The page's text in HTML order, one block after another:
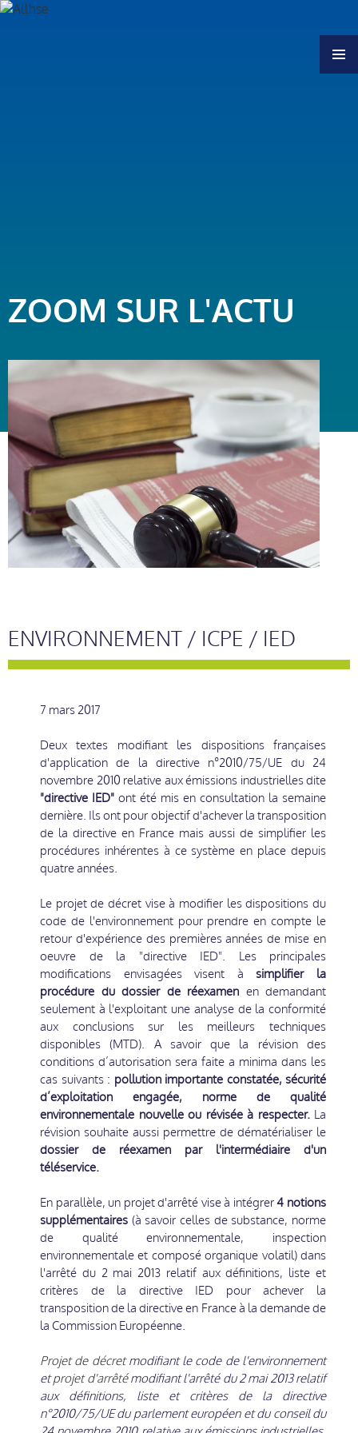
ZOOM SUR L'ACTU
ENVIRONNEMENT / ICPE / IED
7 mars 2017
Deux textes modifiant les dispositions françaises
d'application de la directive n°2010/75/UE du 24
novembre 2010 relative aux émissions industrielles dite
"directive IED" ont été mis en consultation la semaine
dernière. Ils ont pour objectif d'achever la transposition
de la directive en France mais aussi de simplifier les
procédures inhérentes à ce système en place depuis
quatre années.
Le projet de décret vise à modifier les dispositions du
code de l'environnement pour prendre en compte le
retour d'expérience des premières années de mise en
oeuvre de la "directive IED". Les principales
modifications envisagées visent àsimplifier la
procédure du dossier de réexamen en demandant
seulement à l'exploitant une analyse de la conformité
aux conclusions sur les meilleurs techniques
disponibles (MTD). A savoir que la révision des
conditions d’autorisation sera faite a minima dans les
cas suivants : pollution importante constatée, sécurité
d’exploitation engagée, norme de qualité
environnementale nouvelle ou révisée à respecter.La
révision souhaite aussi permettre de dématérialiser le
dossier de réexamen par l'intermédiaire d'un
téléservice.
En parallèle, un projet d'arrêté vise à intégrer4 notions
supplémentaires (à savoir celles de substance, norme
de qualité environnementale, inspection
environnementale et composé organique volatil) dans
l'arrêté du 2 mai 2013 relatif aux définitions, liste et
critères de la directive IED pour achever la
transposition de la directive en France à la demande de
la Commission Européenne.
Projet de décretmodifiant le code de l'environnement
etprojet d'arrêtémodifiant l'arrêté du 2 mai 2013 relatif
aux définitions, liste et critères de la directive
n°2010/75/UE du parlement européen et du conseil du